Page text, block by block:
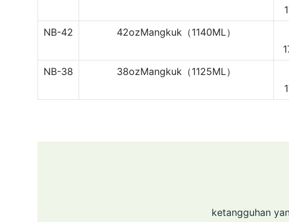
NB-42
42ozMangkuk（1140ML）
NB-38
38ozMangkuk（1125ML）
ketangguhan